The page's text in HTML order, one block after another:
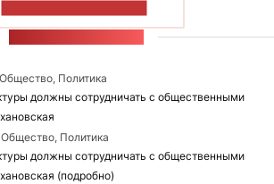
Общество, Политика
должны сотрудничать с общественными
Общество, Политика
должны сотрудничать с общественными
(подробно)